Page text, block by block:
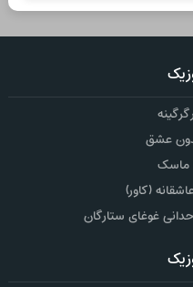
عشق
ماسک
(کاور)
غوغای ستارگان